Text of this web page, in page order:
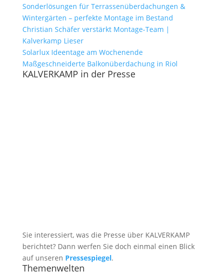
Sonderlösungen für Terrassenüberdachungen &
Wintergärten – perfekte Montage im Bestand
Christian Schäfer verstärkt Montage-Team |
Kalverkamp Lieser
Solarlux Ideentage am Wochenende
Maßgeschneiderte Balkonüberdachung in Riol
KALVERKAMP in der Presse
Sie interessiert, was die Presse über KALVERKAMP
berichtet? Dann werfen Sie doch einmal einen Blick
auf unseren Pressespiegel.
Themenwelten